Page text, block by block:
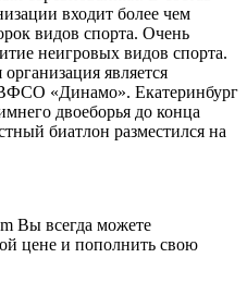
входит более чем
видов спорта. Очень
неигровых видов спорта.
является
«Динамо». Екатеринбург
двоеборья до конца
биатлон разместился на
Вы всегда можете
цене и пополнить свою